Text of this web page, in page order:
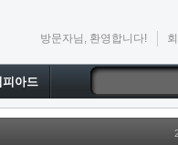
방문자님, 환영합니다!
아드